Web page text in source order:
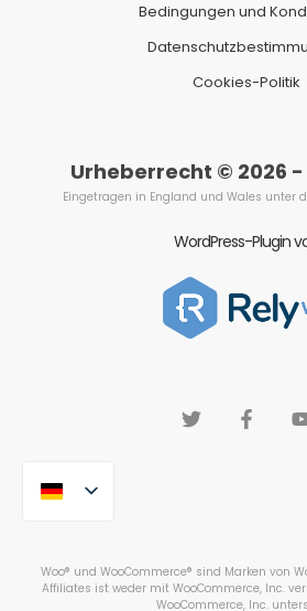
Bedingungen und
Cookies-Politik
Urheberrecht © 2026 -
Eingetragen in England und Wales unter
WordPress-Plugin
Woo® und WooCommerce® sind Marken von
Affiliates ist weder mit WooCommerce, Inc.
WooCommerce, Inc.